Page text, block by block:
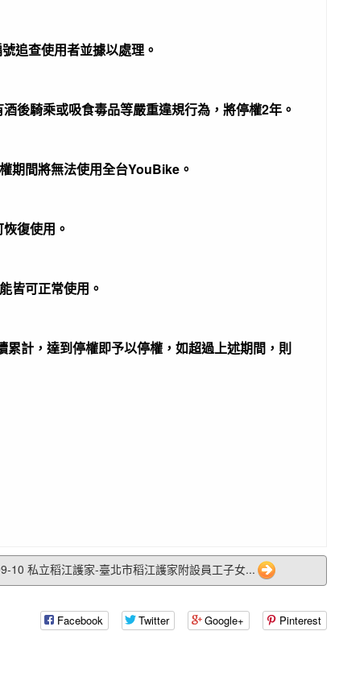
追查使用者並據以處理。
後騎乘或吸食毒品等嚴重違規行為，將停權2年。
期間將無法使用全台YouBike。
復使用。
皆可正常使用。
計，達到停權即予以停權，如超過上述期間，則
10 私立稻江護家-臺北市稻江護家附設員工子女...
Facebook Twitter Google+ Pinterest